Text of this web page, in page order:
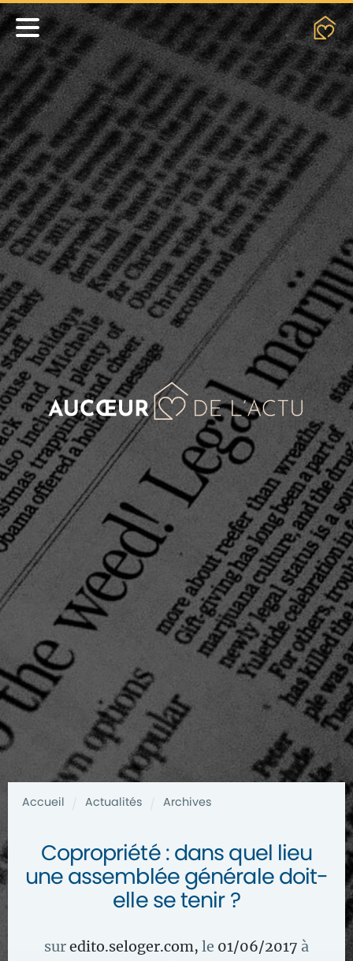
Accueil Actualités Archives
Copropriété : dans quel lieu
une assemblée générale doit-
elle se tenir ?
suredito.seloger.com, le 01/06/2017 à